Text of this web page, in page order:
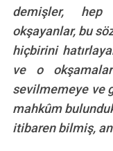
demişler, hep
okşayanlar, bu
hiçbirini
ve o
sevilmemeye ve
mahkûm
itibaren bilmiş,